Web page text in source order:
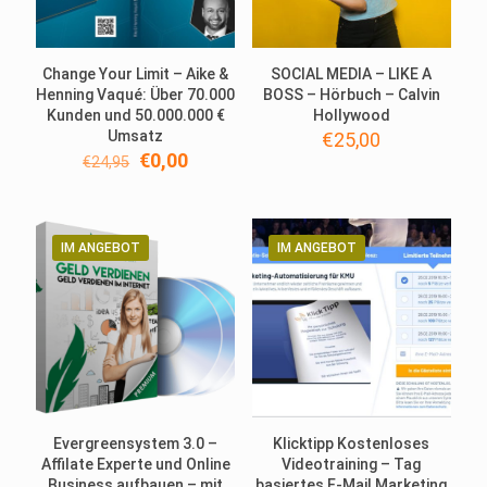
Change Your Limit – Aike &
Henning Vaqué: Über 70.000
Kunden und 50.000.000 €
Umsatz
€24,95 Ursprünglicher
Preis
€0,00Aktueller
SOCIAL MEDIA – LIKE A
BOSS – Hörbuch – Calvin
Hollywood
€25,00
IM ANGEBOT
Evergreensystem 3.0 –
Affilate Experte und Online
IM ANGEBOT
Klicktipp Kostenloses
Videotraining – Tag